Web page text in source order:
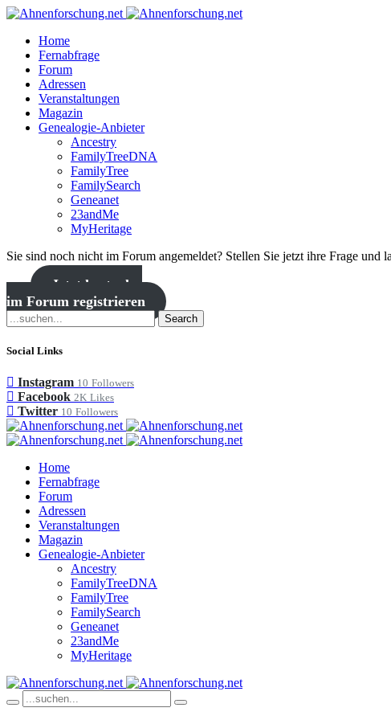
Home
Fernabfrage
Forum
Adressen
Veranstaltungen
Magazin
Genealogie-Anbieter
Ancestry
FamilyTreeDNA
FamilyTree
FamilySearch
Geneanet
23andMe
MyHeritage
Sie sind noch nicht im Forum angemeldet? Stellen Sie jetzt ihre Frage und
Jetzt kostenlos
im Forum registrieren
Search
Social Links
Instagram 10 Followers
Facebook 2K Likes
Twitter 10 Followers
Home
Fernabfrage
Forum
Adressen
Veranstaltungen
Magazin
Genealogie-Anbieter
Ancestry
FamilyTreeDNA
FamilyTree
FamilySearch
Geneanet
23andMe
MyHeritage